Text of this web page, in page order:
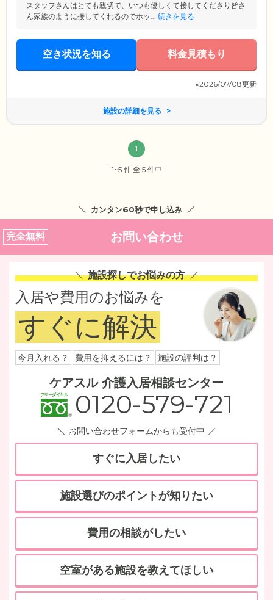
スタッフさんはとても親切で、いつも優しくて接してくださり皆さ
ん家族のように接してくれるのでホッ... 続きを見る
空き状況を知る 料金見積もり
※2026/07/08更新
施設の詳細を見る
1
1~5 件 全 5 件中
カンタン60秒で申し込み
完全無料 お問い合わせ
施設探しでお悩みの方
入居や費用のお悩みを
すぐに解決
今月入れる？ 費用を抑えるには？ 施設の評判は？
ケアスル 介護入居相談センター
0120-579-721
お問い合わせフォームからも受付中
すぐに入居したい
施設選びのポイントが知りたい
費用の相談がしたい
空室がある施設を教えてほしい